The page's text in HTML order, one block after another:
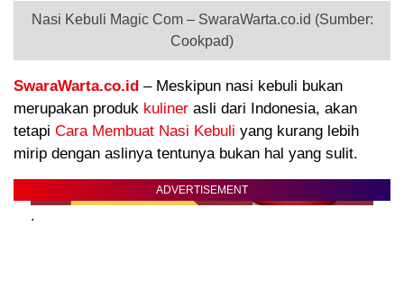
Nasi Kebuli Magic Com – SwaraWarta.co.id (Sumber:
Cookpad)
SwaraWarta.co.id – Meskipun nasi kebuli bukan
merupakan produk kuliner asli dari Indonesia, akan
tetapi Cara Membuat Nasi Kebuli yang kurang lebih
mirip dengan aslinya tentunya bukan hal yang sulit.
ADVERTISEMENT
.